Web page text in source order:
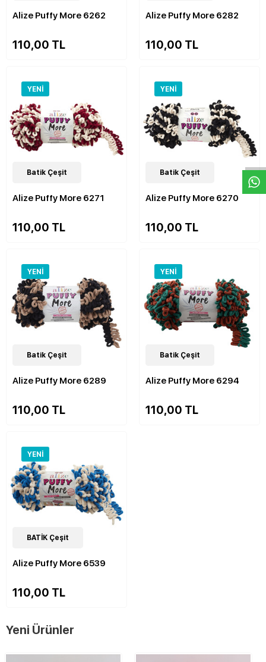
W
h
a
s
p
p
D
e
s
e
H
a
t
t
Alize Puffy More 6262
110,00 TL
Alize Puffy More 6282
110,00 TL
YENI
48Çeşit
Batik Çeşit
Alize Puffy More 6271
110,00 TL
YENI
48Çeşit
Batik Çeşit
Alize Puffy More 6270
110,00 TL
YENI
48Çeşit
Batik Çeşit
Alize Puffy More 6289
110,00 TL
YENI
47Çeşit
Batik Çeşit
Alize Puffy More 6294
110,00 TL
YENI
49Çeşit
BATİK Çeşit
Alize Puffy More 6539
110,00 TL
Yeni Ürünler